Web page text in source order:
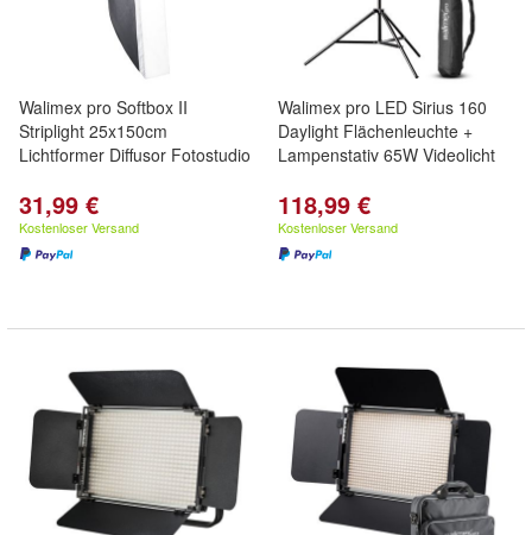
Walimex pro Softbox II
Striplight 25x150cm
Lichtformer Diffusor Fotostudio
31,99 €
Kostenloser Versand
Walimex pro LED Sirius 160
Daylight Flächenleuchte +
Lampenstativ 65W Videolicht
118,99 €
Kostenloser Versand